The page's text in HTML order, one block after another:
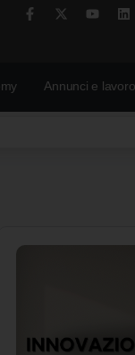
Annunci e lavoro